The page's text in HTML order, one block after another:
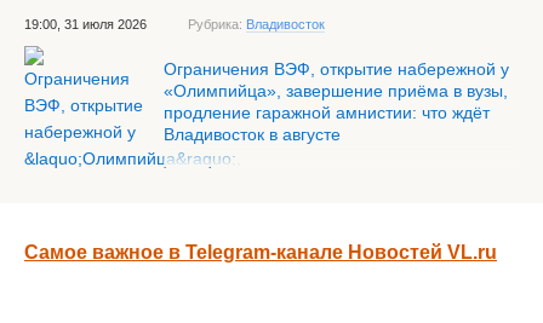
19:00, 31 июля 2026 Рубрика: Владивосток
Ограничения ВЭФ, открытие набережной у
«Олимпийца», завершение приёма в вузы,
продление гаражной амнистии: что ждёт
Владивосток в августе
Самое важное в Telegram-канале Новостей VL.ru